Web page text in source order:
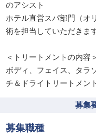
のアシスト
ホテル直営スパ部門（オ
術を担当していただきます
＜トリートメントの内容＞
ボディ、フェイス、タラ
チ＆ドライトリートメント
募集
募集職種